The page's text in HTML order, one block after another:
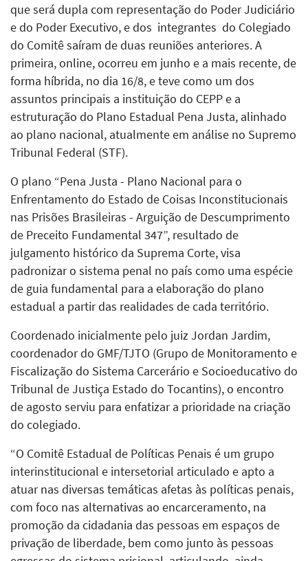
que será dupla com representação do Poder Judiciário
e do Poder Executivo, e dos integrantes do Colegiado
do Comitê saíram de duas reuniões anteriores. A
primeira, online, ocorreu em junho e a mais recente, de
forma híbrida, no dia 16/8, e teve como um dos
assuntos principais a instituição do CEPP e a
estruturação do Plano Estadual Pena Justa, alinhado
ao plano nacional, atualmente em análise no Supremo
Tribunal Federal (STF).
O plano “Pena Justa - Plano Nacional para o
Enfrentamento do Estado de Coisas Inconstitucionais
nas Prisões Brasileiras - Arguição de Descumprimento
de Preceito Fundamental 347”, resultado de
julgamento histórico da Suprema Corte, visa
padronizar o sistema penal no país como uma espécie
de guia fundamental para a elaboração do plano
estadual a partir das realidades de cada território.
Coordenado inicialmente pelo juiz Jordan Jardim,
coordenador do GMF/TJTO (Grupo de Monitoramento e
Fiscalização do Sistema Carcerário e Socioeducativo do
Tribunal de Justiça Estado do Tocantins), o encontro
de agosto serviu para enfatizar a prioridade na criação
do colegiado.
“O Comitê Estadual de Políticas Penais é um grupo
interinstitucional e intersetorial articulado e apto a
atuar nas diversas temáticas afetas às políticas penais,
com foco nas alternativas ao encarceramento, na
promoção da cidadania das pessoas em espaços de
privação de liberdade, bem como junto às pessoas